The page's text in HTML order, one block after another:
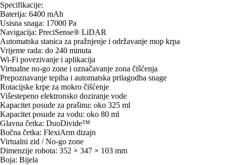
Specifikacije:
Baterija: 6400 mAh
Usisna snaga: 17000 Pa
Navigacija: PreciSense® LiDAR
Automatska stanica za pražnjenje i održavanje mop krpa
Vrijeme rada: do 240 minuta
Wi-Fi povezivanje i aplikacija
Virtualne no-go zone i označavanje zona čišćenja
Prepoznavanje tepiha i automatska prilagodba snage
Rotacijske krpe za mokro čišćenje
Višestepeno elektronsko doziranje vode
Kapacitet posude za prašinu: oko 325 ml
Kapacitet posude za vodu: oko 80 ml
Glavna četka: DuoDivide™
Bočna četka: FlexiArm dizajn
Virtualni zid / No-go zone
Dimenzije robota: 352 × 347 × 103 mm
Boja: Bijela